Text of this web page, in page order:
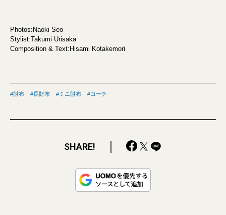
Photos:Naoki Seo
Stylist:Takumi Urisaka
Composition & Text:Hisami Kotakemori
財布 長財布 ミニ財布 コーチ
SHARE!